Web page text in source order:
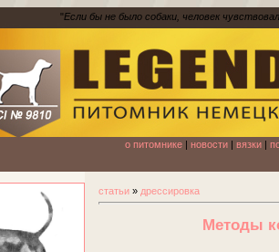
"Если бы не было собаки, человек
о питомнике| новости| вязки|
статьи» дрессировка
Методы